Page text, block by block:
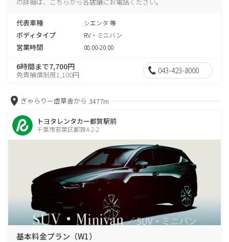
代表車種 シエンタ 等
ボディタイプ RV・ミニバン
営業時間 08:00-20:00
6時間まで7,700円
免責補償制度1,100円 043-423-8000
ぎゃらりー虚草舎から 3477m
トヨタレンタカー都賀駅前
千葉市若葉区都賀4-2-2
基本料金プラン（W1）